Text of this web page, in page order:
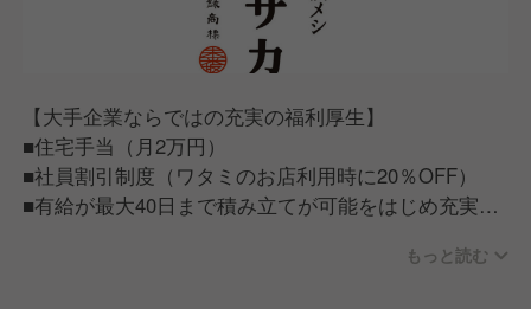
【大手企業ならではの充実の福利厚生】
■住宅手当（月2万円）
■社員割引制度（ワタミのお店利用時に20％OFF）
■有給が最大40日まで積み立てが可能をはじめ充実の
もっと読む